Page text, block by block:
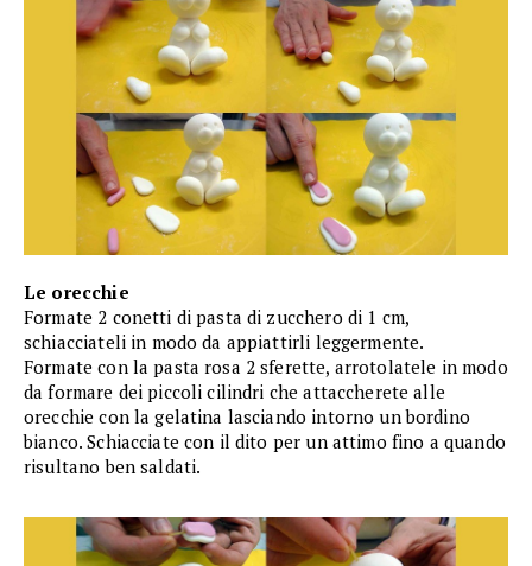
Le orecchie
Formate 2 conetti di pasta di zucchero di 1 cm,
schiacciateli in modo da appiattirli leggermente.
Formate con la pasta rosa 2 sferette, arrotolatele in modo
da formare dei piccoli cilindri che attaccherete alle
orecchie con la gelatina lasciando intorno un bordino
bianco. Schiacciate con il dito per un attimo fino a quando
risultano ben saldati.